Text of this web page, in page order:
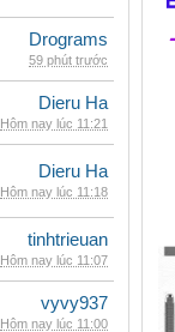
Drograms
59 phút trước
Dieru Ha
Hôm nay lúc 11:21
Dieru Ha
Hôm nay lúc 11:18
tinhtrieuan
Hôm nay lúc 11:07
vyvy937
Hôm nay lúc 11:00